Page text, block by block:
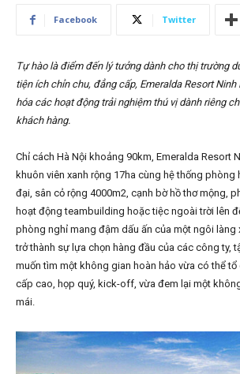
Facebook Twitter
Tự hào là điểm đến lý tưởng dành cho thị trường
tiện ích chỉn chu, đẳng cấp, Emeralda Resort
hóa các hoạt động trải nghiệm thú vị dành riêng
khách hàng.
Chỉ cách Hà Nội khoảng 90km, Emeralda Resort
khuôn viên xanh rộng 17ha cùng hệ thống phòng
đại, sân cỏ rộng 4000m2, cạnh bờ hồ thơ mộng,
hoạt động teambuilding hoặc tiệc ngoài trời lên
phòng nghỉ mang đậm dấu ấn của một ngôi làng
trở thành sự lựa chọn hàng đầu của các công ty,
muốn tìm một không gian hoàn hảo vừa có thể
cấp cao, họp quý, kick-off, vừa đem lại một
mái.